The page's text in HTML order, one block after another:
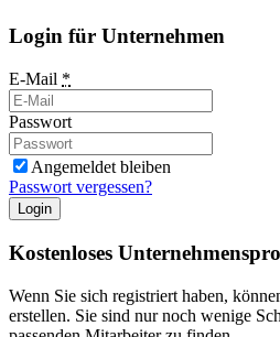
Login für Unternehmen
E-Mail *
Passwort
Angemeldet bleiben
Passwort vergessen?
Login
Kostenloses
Wenn Sie sich registriert haben,
erstellen. Sie sind nur noch wenige